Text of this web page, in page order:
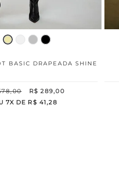
BASIC DRAPEADA SHINE
,00 R$ 289,00
7X DE R$ 41,28